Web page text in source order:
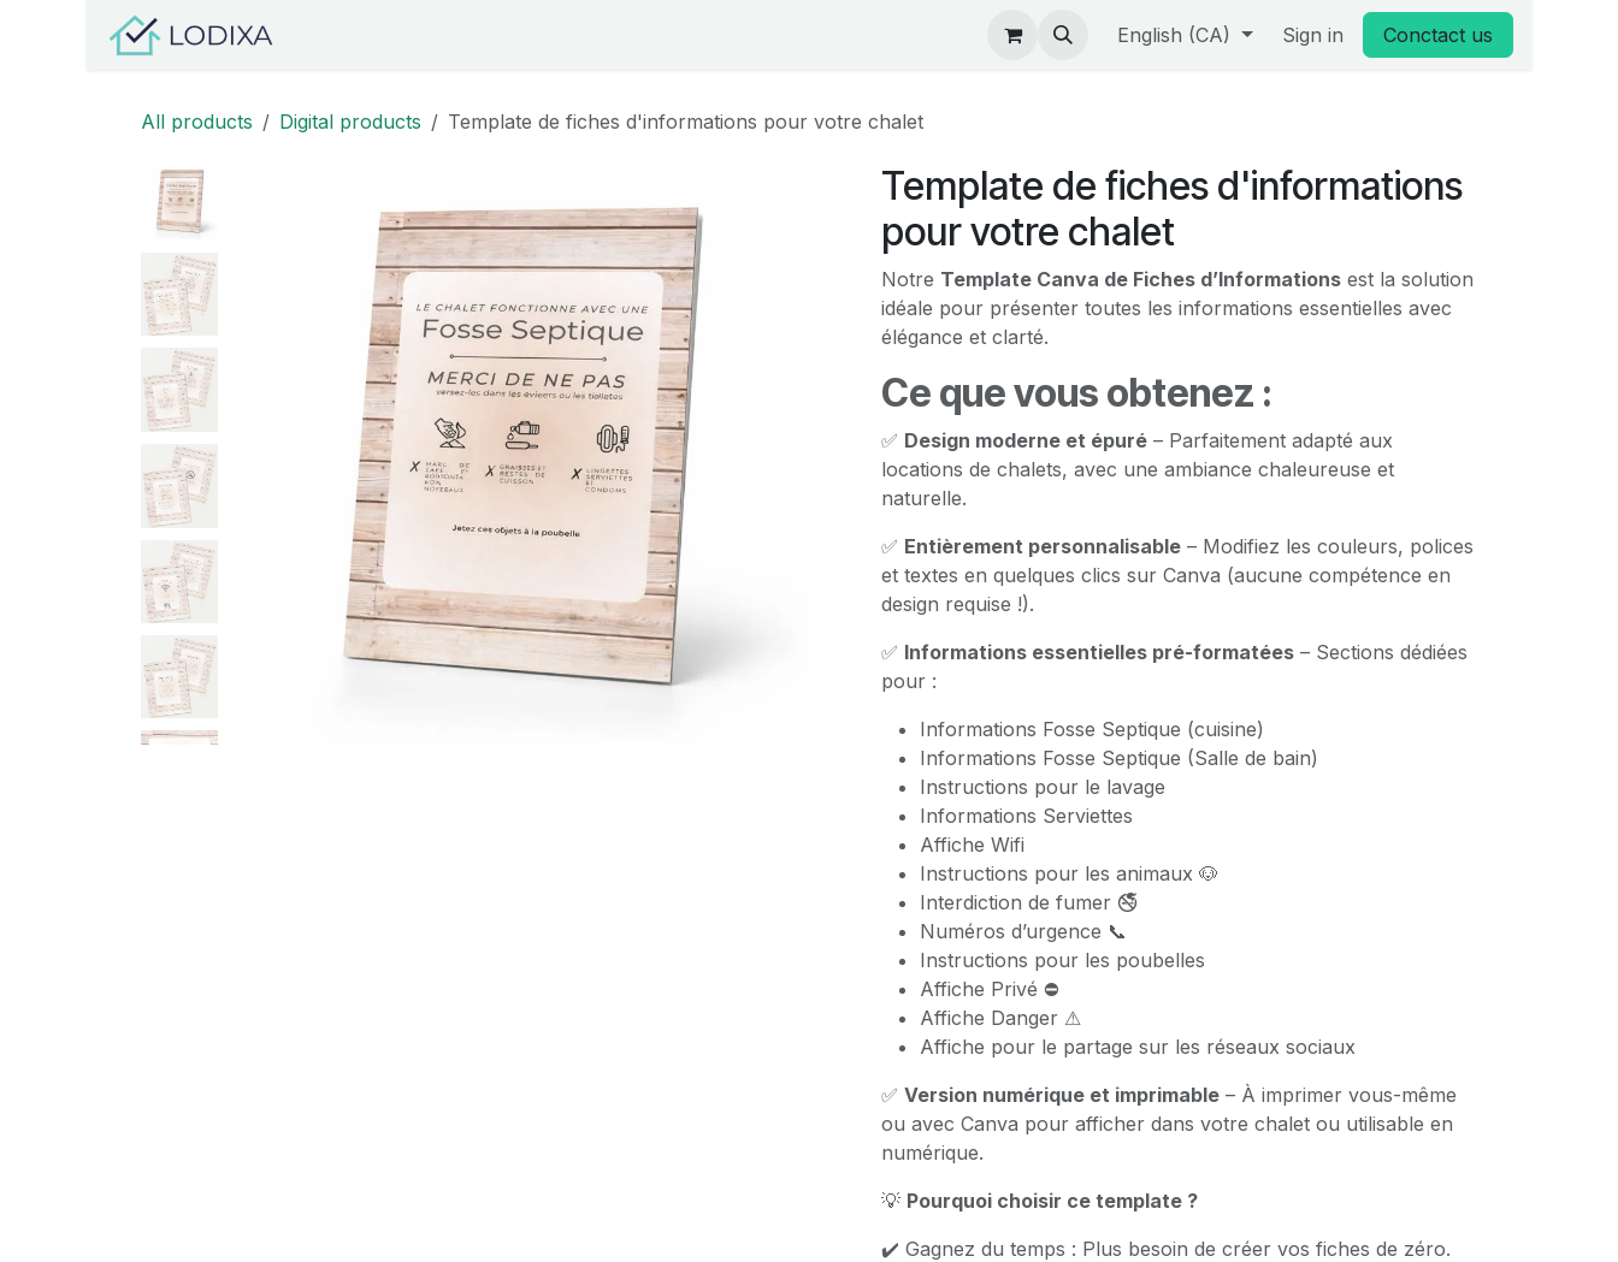
Skip to Content
English (CA) Sign in Conctact us
All products Digital products Template de fiches d'informations pour votre chalet
Template de fiches d'informations
pour votre chalet
Notre Template Canva de Fiches d’Informations est la solution
idéale pour présenter toutes les informations essentielles avec
élégance et clarté.
Ce que vous obtenez :
✅ Design moderne et épuré – Parfaitement adapté aux
locations de chalets, avec une ambiance chaleureuse et
naturelle.
✅ Entièrement personnalisable – Modifiez les couleurs, polices
et textes en quelques clics sur Canva (aucune compétence en
design requise !).
✅ Informations essentielles pré-formatées – Sections dédiées
pour :
Informations Fosse Septique (cuisine)
Informations Fosse Septique (Salle de bain)
Instructions pour le lavage
Informations Serviettes
Affiche Wifi
Instructions pour les animaux 🐶
Interdiction de fumer 🚭
Numéros d’urgence 📞
Instructions pour les poubelles
Affiche Privé ⛔
Affiche Danger ⚠
Affiche pour le partage sur les réseaux sociaux
✅ Version numérique et imprimable – À imprimer vous-même
ou avec Canva pour afficher dans votre chalet ou utilisable en
numérique.
💡 Pourquoi choisir ce template ?
✔️ Gagnez du temps : Plus besoin de créer vos fiches de zéro.